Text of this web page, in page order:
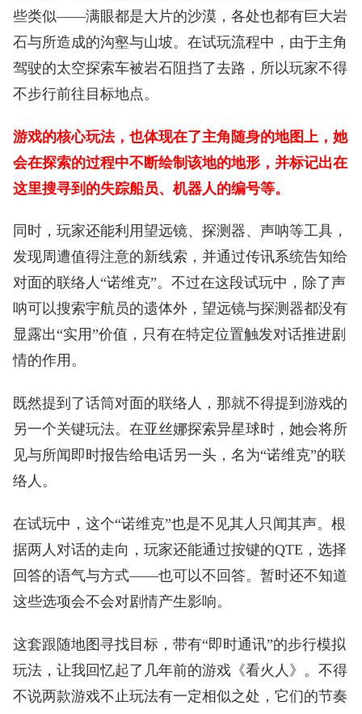
些类似——满眼都是大片的沙漠，各处也都有巨大岩
石与所造成的沟壑与山坡。在试玩流程中，由于主角
驾驶的太空探索车被岩石阻挡了去路，所以玩家不得
不步行前往目标地点。
游戏的核心玩法，也体现在了主角随身的地图上，她
会在探索的过程中不断绘制该地的地形，并标记出在
这里搜寻到的失踪船员、机器人的编号等。
同时，玩家还能利用望远镜、探测器、声呐等工具，
发现周遭值得注意的新线索，并通过传讯系统告知给
对面的联络人“诺维克”。不过在这段试玩中，除了声
呐可以搜索宇航员的遗体外，望远镜与探测器都没有
显露出“实用”价值，只有在特定位置触发对话推进剧
情的作用。
既然提到了话筒对面的联络人，那就不得提到游戏的
另一个关键玩法。在亚丝娜探索异星球时，她会将所
见与所闻即时报告给电话另一头，名为“诺维克”的联
络人。
在试玩中，这个“诺维克”也是不见其人只闻其声。根
据两人对话的走向，玩家还能通过按键的QTE，选择
回答的语气与方式——也可以不回答。暂时还不知道
这些选项会不会对剧情产生影响。
这套跟随地图寻找目标，带有“即时通讯”的步行模拟
玩法，让我回忆起了几年前的游戏《看火人》。不得
不说两款游戏不止玩法有一定相似之处，它们的节奏